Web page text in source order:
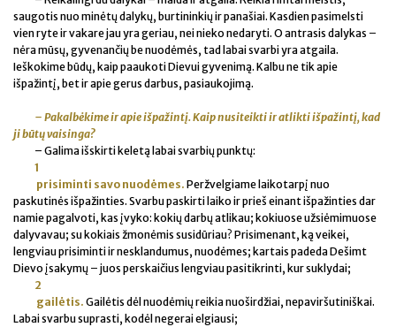
saugotis nuo minėtų dalykų, burtininkių ir panašiai. Kasdien pasimelsti
vien ryte ir vakare jau yra geriau, nei nieko nedaryti. O antrasis dalykas –
nėra mūsų, gyvenančių be nuodėmės, tad labai svarbi yra atgaila.
Ieškokime būdų, kaip paaukoti Dievui gyvenimą. Kalbu ne tik apie
išpažintį, bet ir apie gerus darbus, pasiaukojimą.
– Pakalbėkime ir apie išpažintį. Kaip nusiteikti ir atlikti išpažintį, kad
ji būtų vaisinga?
– Galima išskirti keletą labai svarbių punktų:
1
prisiminti savo nuodėmes. Peržvelgiame laikotarpį nuo
paskutinės išpažinties. Svarbu paskirti laiko ir prieš einant išpažinties dar
namie pagalvoti, kas įvyko: kokių darbų atlikau; kokiuose užsiėmimuose
dalyvavau; su kokiais žmonėmis susidūriau? Prisimenant, ką veikei,
lengviau prisiminti ir nesklandumus, nuodėmes; kartais padeda Dešimt
Dievo įsakymų – juos perskaičius lengviau pasitikrinti, kur suklydai;
2
gailėtis. Gailėtis dėl nuodėmių reikia nuoširdžiai, nepaviršutiniškai.
Labai svarbu suprasti, kodėl negerai elgiausi;